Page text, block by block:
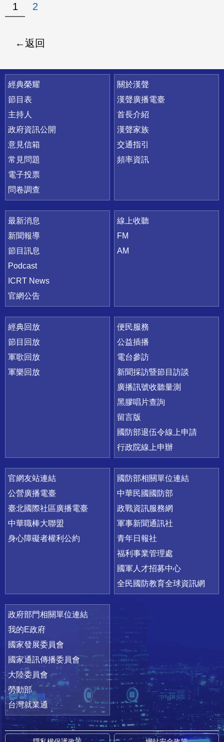
1 2
返回
快速連結
經典榮耀
節目表
主持人
政府資訊公開
意見信箱
常見問題
電子投票
問卷調查
關於漢聲
漢聲廣播電臺
首長介紹
漢聲家族
交通指引
頻率資訊
最新消息
新聞報導
節目訊息
Podcast
ICRT News
官網公告
線上收聽
FM
AM
經典回放
節目回放
軍歌回放
軍樂回放
便民服務
公益插播
電台參訪
新聞採訪暨節目訪談
廣播訊號收聽量測
黑膠唱片查詢
留言版
國防部退伍令線上申請
行政院線上申辦
官網友站連結
公營廣播電臺
臺北國際社區廣播電臺
中華職棒大聯盟
身心障礙者權利公約
國防部相關單位連結
中華民國國防部
政戰資訊服務網
軍事新聞通訊社
青年日報社
福利事業管理處
國軍人才招募中心
全民國防教育全球資訊網
政府部門相關單位連結
我的E政府
國家發展委員會
國家通訊傳播委員會
大陸委員會
勞動部
台灣就業通